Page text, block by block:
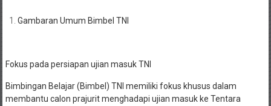
Gambaran Umum Bimbel TNI
Fokus pada persiapan ujian masuk TNI
Bimbingan Belajar (Bimbel) TNI memiliki fokus khusus dalam
membantu calon prajurit menghadapi ujian masuk ke Tentara